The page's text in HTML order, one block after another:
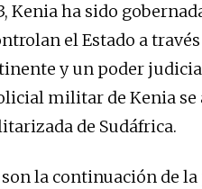
Kenia ha sido
el Estado a través
y un poder
militar de Kenia se
de Sudáfrica.
la continuación de